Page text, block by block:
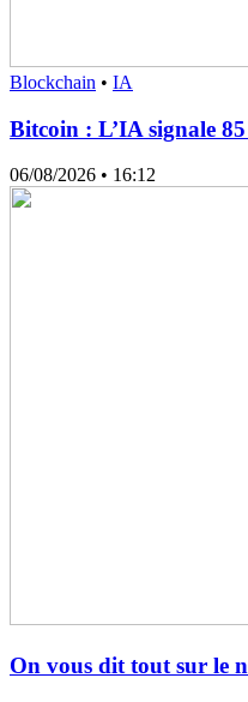
Blockchain • IA
Bitcoin : L’IA signale
06/08/2026 • 16:12
On vous dit tout sur le